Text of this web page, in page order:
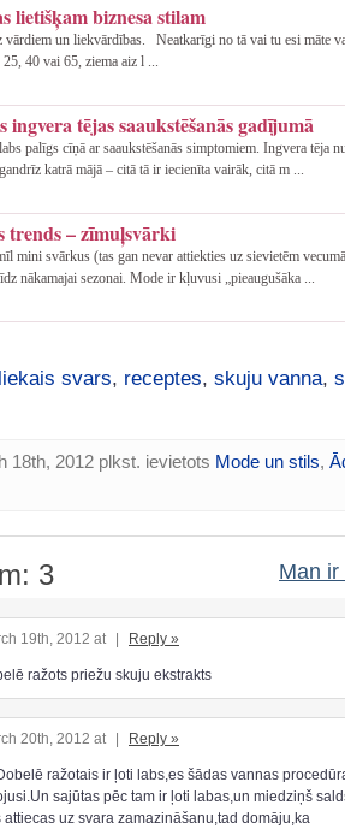
lietišķam biznesa stilam
vārdiem un liekvārdības. Neatkarīgi no tā vai tu esi māte
40 vai 65, ziema aiz l ...
ingvera tējas saaukstēšanās gadījumā
palīgs cīņā ar saaukstēšanās simptomiem. Ingvera tēja
katrā mājā – citā tā ir iecienīta vairāk, citā m ...
trends – zīmuļsvārki
mini svārkus (tas gan nevar attiekties uz sievietēm
nākamajai sezonai. Mode ir kļuvusi „pieaugušāka ...
liekais svars, receptes, skuju vanna,
18th, 2012 plkst. ievietots Mode un stils,
3 Man ir
19th, 2012 at Reply »
ražots priežu skuju ekstrakts
20th, 2012 at | Reply »
ražotais ir ļoti labs,es šādas vannas
sajūtas pēc tam ir ļoti labas,un miedziņš
attiecas uz svara zamazināšanu,tad domāju,ka